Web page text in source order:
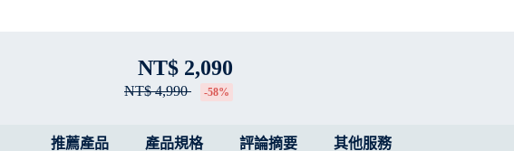
NT$ 2,090
NT$ 4,990 -58%
推薦產品 產品規格 評論摘要 其他服務